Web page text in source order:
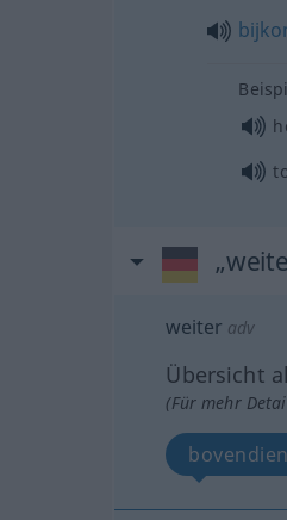
weiter adv
Übersicht
(Für mehr